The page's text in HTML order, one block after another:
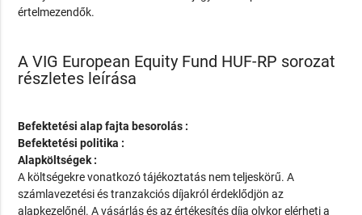
értelmezendők.
A VIG European Equity Fund HUF-RP sorozat
részletes leírása
Befektetési alap fajta besorolás :
Befektetési politika :
Alapköltségek :
A költségekre vonatkozó tájékoztatás nem teljeskörű. A
számlavezetési és tranzakciós díjakról érdeklődjön az
alapkezelőnél. A vásárlás és az értékesítés díja olykor elérheti a